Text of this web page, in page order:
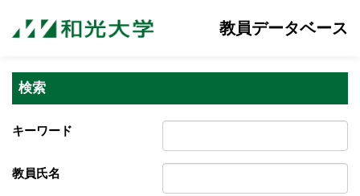
教員データベース
検索
キーワード
教員氏名